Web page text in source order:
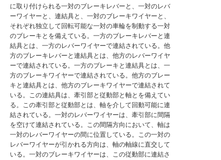
に取り付けられる一対のブレーキレバーと、一対のレバ
ーワイヤーと、連結具と、一対のブレーキワイヤーと、
それぞれ独立して回転可能な一対の車輪を制動する一対
のブレーキとを備えている。一方のブレーキレバーと連
結具とは、一方のレバーワイヤーで連結されている。他
方のブレーキレバーと連結具とは、他方のレバーワイヤ
ーで連結されている。一方のブレーキと連結具とは、一
方のブレーキワイヤーで連結されている。他方のブレー
キと連結具とは、他方のブレーキワイヤーで連結されて
いる。この連結具は、牽引部と従動部と軸とを備えてい
る。この牽引部と従動部とは、軸を介して回動可能に連
結されている。一対のレバーワイヤーは、牽引部に間隔
を空けて連結されている。この間隔方向において、軸は
一対のレバーワイヤーの間に位置している。この一対の
レバーワイヤーが引かれる方向は、軸の軸線に直交して
いる。一対のブレーキワイヤーは、この従動部に連結さ